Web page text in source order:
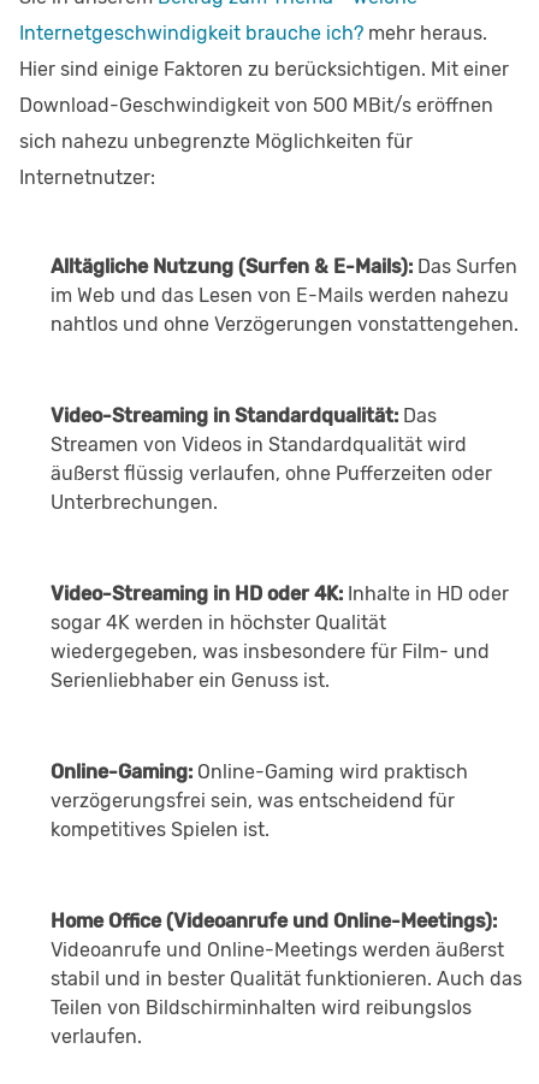
Internetgeschwindigkeit brauche ich? mehr heraus.
Hier sind einige Faktoren zu berücksichtigen. Mit einer
Download-Geschwindigkeit von 500 MBit/s eröffnen
sich nahezu unbegrenzte Möglichkeiten für
Internetnutzer:
Alltägliche Nutzung (Surfen & E-Mails): Das Surfen
im Web und das Lesen von E-Mails werden nahezu
nahtlos und ohne Verzögerungen vonstattengehen.
Video-Streaming in Standardqualität: Das
Streamen von Videos in Standardqualität wird
äußerst flüssig verlaufen, ohne Pufferzeiten oder
Unterbrechungen.
Video-Streaming in HD oder 4K: Inhalte in HD oder
sogar 4K werden in höchster Qualität
wiedergegeben, was insbesondere für Film- und
Serienliebhaber ein Genuss ist.
Online-Gaming: Online-Gaming wird praktisch
verzögerungsfrei sein, was entscheidend für
kompetitives Spielen ist.
Home Office (Videoanrufe und Online-Meetings):
Videoanrufe und Online-Meetings werden äußerst
stabil und in bester Qualität funktionieren. Auch das
Teilen von Bildschirminhalten wird reibungslos
verlaufen.